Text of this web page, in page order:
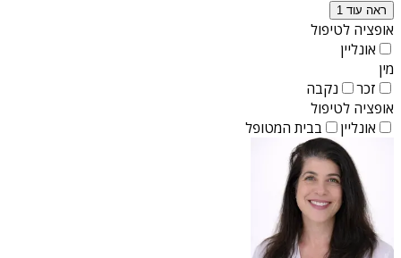
ראה עוד 1
אופציה לטיפול
אונליין
מין
זכר
נקבה
אופציה לטיפול
אונליין
בבית המטופל